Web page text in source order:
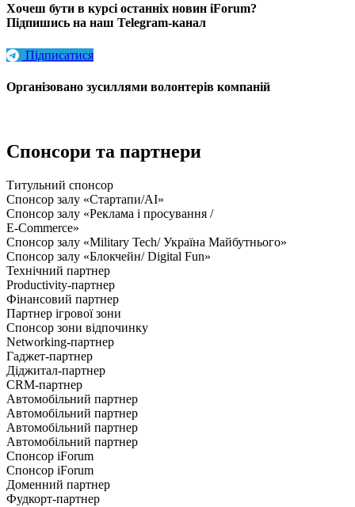
Хочеш бути в курсі останніх новин iForum?
Підпишись на наш Telegram-канал
Підписатися
Організовано зусиллями волонтерів компаній
Спонсори та партнери
Титульний спонсор
Спонсор залу «Стартапи/AI»
Спонсор залу «Реклама і просування /
E-Commerce»
Спонсор залу «Military Tech/ Україна Майбутнього»
Спонсор залу «Блокчейн/ Digital Fun»
Технічний партнер
Productivity-партнер
Фінансовий партнер
Партнер ігрової зони
Спонсор зони відпочинку
Networking-партнер
Гаджет-партнер
Діджитал-партнер
CRM-партнер
Автомобільний партнер
Автомобільний партнер
Автомобільний партнер
Автомобільний партнер
Спонсор iForum
Спонсор iForum
Доменний партнер
Фудкорт-партнер